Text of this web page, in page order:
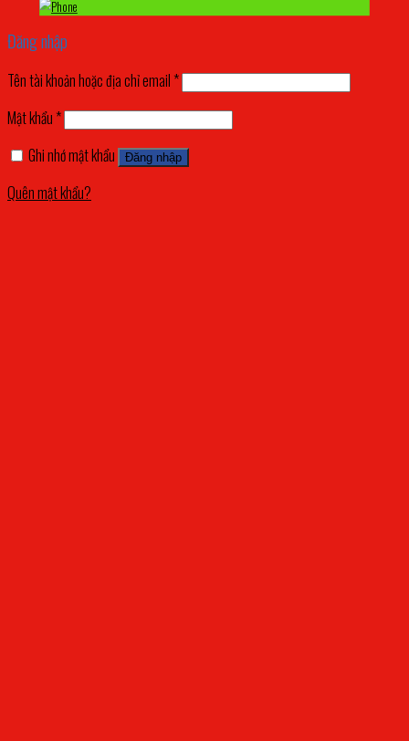
Đăng nhập
Tên tài khoản hoặc địa chỉ email *
Mật khẩu *
Ghi nhớ mật khẩu
Đăng nhập
Quên mật khẩu?